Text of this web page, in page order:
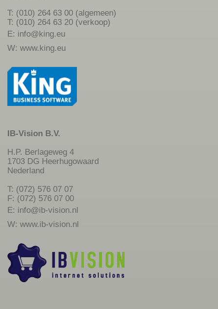
T: (010) 264 63 00 (algemeen)
T: (010) 264 63 20 (verkoop)
E: info@king.eu
W: www.king.eu
IB-Vision B.V.
H.P. Berlageweg 4
1703 DG Heerhugowaard
Nederland
T: (072) 576 07 07
F: (072) 576 07 00
E: info@ib-vision.nl
W: www.ib-vision.nl